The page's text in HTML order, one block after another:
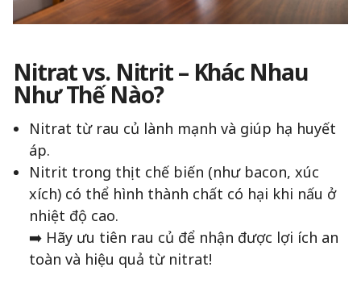
Nitrat vs. Nitrit – Khác Nhau
Như Thế Nào?
Nitrat từ rau củ lành mạnh và giúp hạ huyết
áp.
Nitrit trong thịt chế biến (như bacon, xúc
xích) có thể hình thành chất có hại khi nấu ở
nhiệt độ cao.
➡️ Hãy ưu tiên rau củ để nhận được lợi ích an
toàn và hiệu quả từ nitrat!